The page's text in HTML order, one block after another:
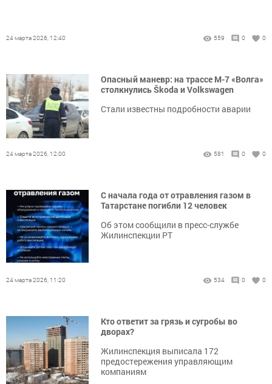
24 марта 2026, 12:40 559 0 0
Опасный маневр: на трассе М-7 «Волга»
столкнулись Škoda и Volkswagen
Стали известны подробности аварии
24 марта 2026, 12:00 581 0 0
С начала года от отравления газом в
Татарстане погибли 12 человек
Об этом сообщили в пресс-службе
Жилинспекции РТ
24 марта 2026, 11:20 534 0 0
Кто ответит за грязь и сугробы во
дворах?
Жилинспекция выписала 172
предостережения управляющим
компаниям